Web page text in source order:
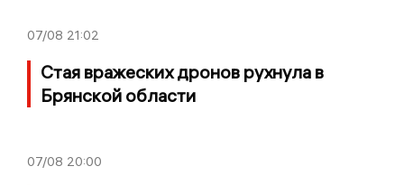
07/08 21:02
Стая вражеских дронов рухнула в
Брянской области
07/08 20:00